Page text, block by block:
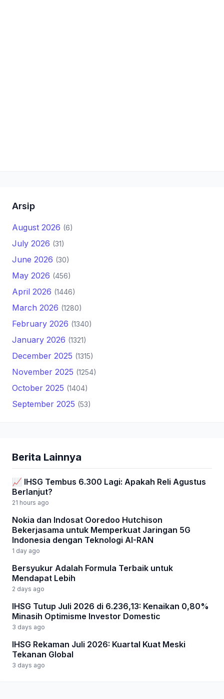
Arsip
August 2026 (6)
July 2026 (31)
June 2026 (30)
May 2026 (456)
April 2026 (1446)
March 2026 (1280)
February 2026 (1340)
January 2026 (1321)
December 2025 (1315)
November 2025 (1254)
October 2025 (1404)
September 2025 (53)
Berita Lainnya
📈 IHSG Tembus 6.300 Lagi: Apakah Reli Agustus
Berlanjut?
21 hours ago
Nokia dan Indosat Ooredoo Hutchison
Bekerjasama untuk Memperkuat Jaringan 5G
Indonesia dengan Teknologi AI-RAN
1 day ago
Bersyukur Adalah Formula Terbaik untuk
Mendapat Lebih
2 days ago
IHSG Tutup Juli 2026 di 6.236,13: Kenaikan 0,80%
Minasih Optimisme Investor Domestic
3 days ago
IHSG Rekaman Juli 2026: Kuartal Kuat Meski
Tekanan Global
3 days ago